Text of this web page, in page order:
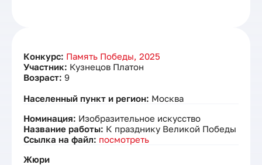
Конкурс: Память Победы, 2025
Участник: Кузнецов Платон
Возраст: 9
Населенный пункт и регион: Москва
Номинация: Изобразительное искусство
Название работы: К празднику Великой Победы
Ссылка на файл: посмотреть
Жюри